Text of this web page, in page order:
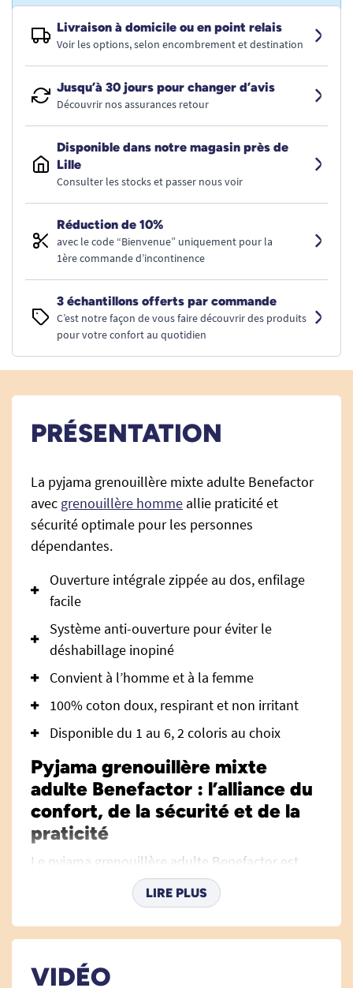
Livraison à domicile ou en point relais
Voir les options, selon encombrement et destination
Jusqu’à 30 jours pour changer d’avis
Découvrir nos assurances retour
Disponible dans notre magasin près de
Lille
Consulter les stocks et passer nous voir
Réduction de 10%
avec le code “Bienvenue” uniquement pour la
1ère commande d’incontinence
3 échantillons offerts par commande
C’est notre façon de vous faire découvrir des produits
pour votre confort au quotidien
PRÉSENTATION
La pyjama grenouillère mixte adulte Benefactor
avec grenouillère homme allie praticité et
sécurité optimale pour les personnes
dépendantes.
Ouverture intégrale zippée au dos, enfilage
facile
Système anti-ouverture pour éviter le
déshabillage inopiné
Convient à l’homme et à la femme
100% coton doux, respirant et non irritant
Disponible du 1 au 6, 2 coloris au choix
Pyjama grenouillère mixte
adulte Benefactor : l’alliance du
confort, de la sécurité et de la
praticité
Le pyjama grenouillère adulte Benefactor est
spécifiquement conçu pour répondre aux
exigences de l’habillage des personnes âgées,
désorientées ou souffrant de troubles cognitifs.
préserver la dignité et simplifier la vie
LIRE PLUS
VIDÉO